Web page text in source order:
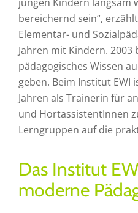
bereichernd sein“,
Elementar- und
Jahren mit Kindern.
pädagogisches Wissen
geben. Beim Institut EWI
Jahren als Trainerin für
und HortassistentInnen
Lerngruppen auf die
Das Institut
moderne